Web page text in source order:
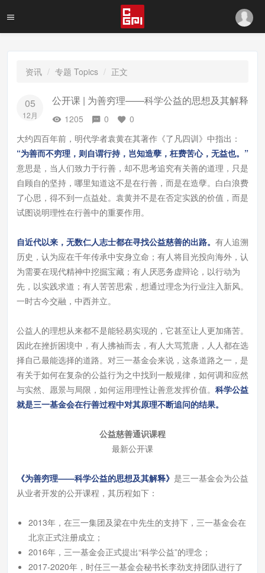
资讯 专题 Topics 正文
05
12月
公开课 | 为善穷理——科学公益的思想及其解释
1205 0
0
大约四百年前，明代学者袁黄在其著作 《了凡四训》 中指出：
“为善而不穷理，则自谓行持，岂知造孽，枉费苦心，无益也。”
意思是，当人们致力于行善，却不思考追究有关善的道理，只是
自顾自的坚持，哪里知道这不是在行善，而是在造孽。白白浪费
了心思，得不到一点益处。袁黄并不是在否定实践的价值，而是
试图说明理性在行善中的重要作用。
自近代以来，无数仁人志士都在寻找公益慈善的出路。 有人追溯
历史，认为应在千年传承中安身立命；有人将目光投向海外，认
为需要在现代精神中挖掘宝藏；有人厌恶务虚辩论，以行动为
先，以实践求道；有人苦苦思索，想通过理念为行业注入新风。
一时古今交融，中西并立。
公益人的理想从来都不是能轻易实现的，它甚至让人更加痛苦。
因此在挫折困境中，有人拂袖而去，有人大骂荒唐，人人都在选
择自己最能选择的道路。对三一基金会来说，这条道路之一，是
有关于如何在复杂的公益行为之中找到一般规律，如何调和应然
与实然、愿景与局限，如何运用理性让善意发挥价值。 科学公益
就是三一基金会在行善过程中对其原理不断追问的结果。
公益慈善通识课程
最新公开课
《为善穷理——科学公益的思想及其解释》 是三一基金会为公益
从业者开发的公开课程，其历程如下：
2013年，在三一集团及梁在中先生的支持下，三一基金会在
北京正式注册成立；
2016年，三一基金会正式提出“科学公益”的理念；
2017-2020年，时任三一基金会秘书长李劲支持团队进行了